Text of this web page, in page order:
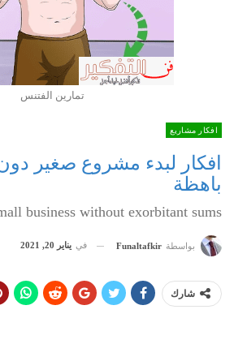
تمارين الفتنس
افكار مشاريع
افكار لبدء مشروع صغير
باهظة
business without exorbitant sums
بواسطة Funaltafkir في يناير 20, 2021
شارك